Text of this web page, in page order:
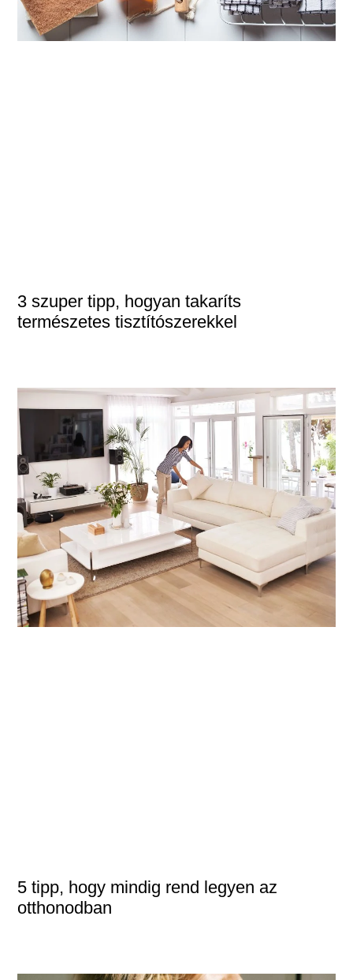
3 szuper tipp, hogyan takaríts
természetes tisztítószerekkel
5 tipp, hogy mindig rend legyen az
otthonodban